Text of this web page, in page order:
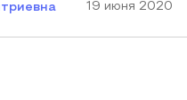
19 июня 2020